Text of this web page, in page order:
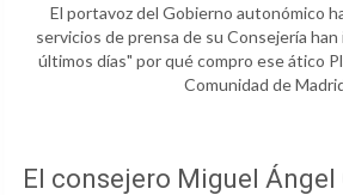
El portavoz del Gobierno autonómico
servicios de prensa de su Consejería
últimos días" por qué compro ese ático
Comunidad de
El consejero Miguel